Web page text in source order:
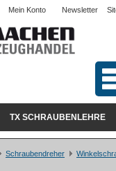
Mein Konto Newsletter
TX SCHRAUBENLEHRE
Schraubendreher